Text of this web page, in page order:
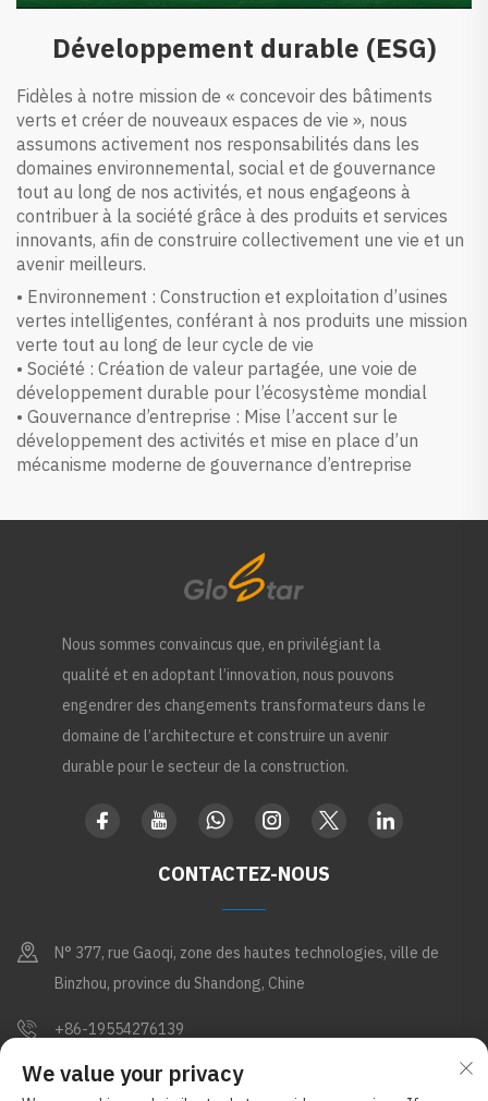
Développement durable (ESG)
Fidèles à notre mission de « concevoir des bâtiments
verts et créer de nouveaux espaces de vie », nous
assumons activement nos responsabilités dans les
domaines environnemental, social et de gouvernance
tout au long de nos activités, et nous engageons à
contribuer à la société grâce à des produits et services
innovants, afin de construire collectivement une vie et un
avenir meilleurs.
• Environnement : Construction et exploitation d’usines
vertes intelligentes, conférant à nos produits une mission
verte tout au long de leur cycle de vie
• Société : Création de valeur partagée, une voie de
développement durable pour l’écosystème mondial
• Gouvernance d’entreprise : Mise l’accent sur le
développement des activités et mise en place d’un
mécanisme moderne de gouvernance d’entreprise
Nous sommes convaincus que, en privilégiant la
qualité et en adoptant l’innovation, nous pouvons
engendrer des changements transformateurs dans le
domaine de l’architecture et construire un avenir
durable pour le secteur de la construction.
CONTACTEZ-NOUS
N° 377, rue Gaoqi, zone des hautes technologies, ville de
Binzhou, province du Shandong, Chine
+86-19554276139
[email protected]
We value your privacy